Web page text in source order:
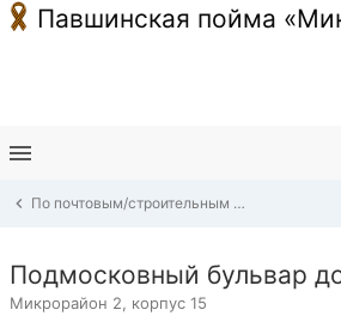
Павшинская пойма
По почтовым/строительным адресам Павшинской Поймы
Подмосковный бульвар
Микрорайон 2, корпус 15